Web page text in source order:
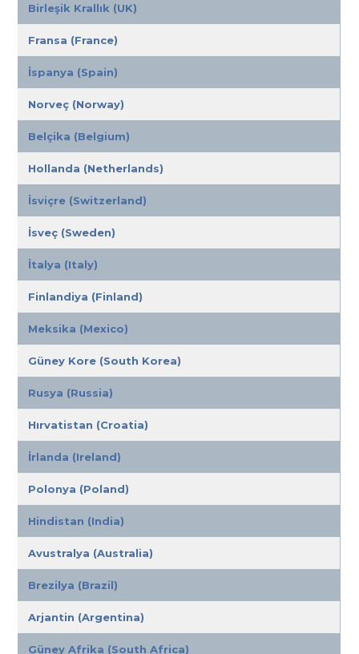
Birleşik Krallık (UK)
Fransa (France)
İspanya (Spain)
Norveç (Norway)
Belçika (Belgium)
Hollanda (Netherlands)
İsviçre (Switzerland)
İsveç (Sweden)
İtalya (Italy)
Finlandiya (Finland)
Meksika (Mexico)
Güney Kore (South Korea)
Rusya (Russia)
Hırvatistan (Croatia)
İrlanda (Ireland)
Polonya (Poland)
Hindistan (India)
Avustralya (Australia)
Brezilya (Brazil)
Arjantin (Argentina)
Güney Afrika (South Africa)